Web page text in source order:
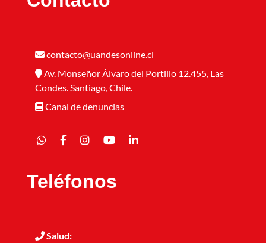
contacto@uandesonline.cl
Av. Monseñor Álvaro del Portillo 12.455, Las
Condes. Santiago, Chile.
Canal de denuncias
Teléfonos
Salud: